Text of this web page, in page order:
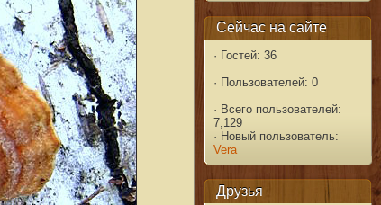
Сейчас на сайте
· Гостей: 36
· Пользователей: 0
· Всего пользователей:
7,129
· Новый пользователь:
Vera
Друзья